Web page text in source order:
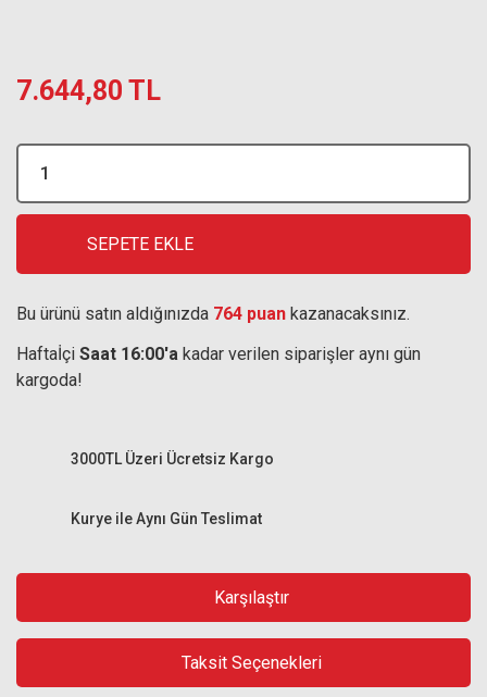
7.644,80 TL
SEPETE EKLE
Bu ürünü satın aldığınızda 764 puan kazanacaksınız.
Haftaİçi Saat 16:00'a kadar verilen siparişler aynı gün
kargoda!
Kurye ile Aynı Gün Teslimat
3000TL Üzeri Ücretsiz Kargo
Karşılaştır
Taksit Seçenekleri